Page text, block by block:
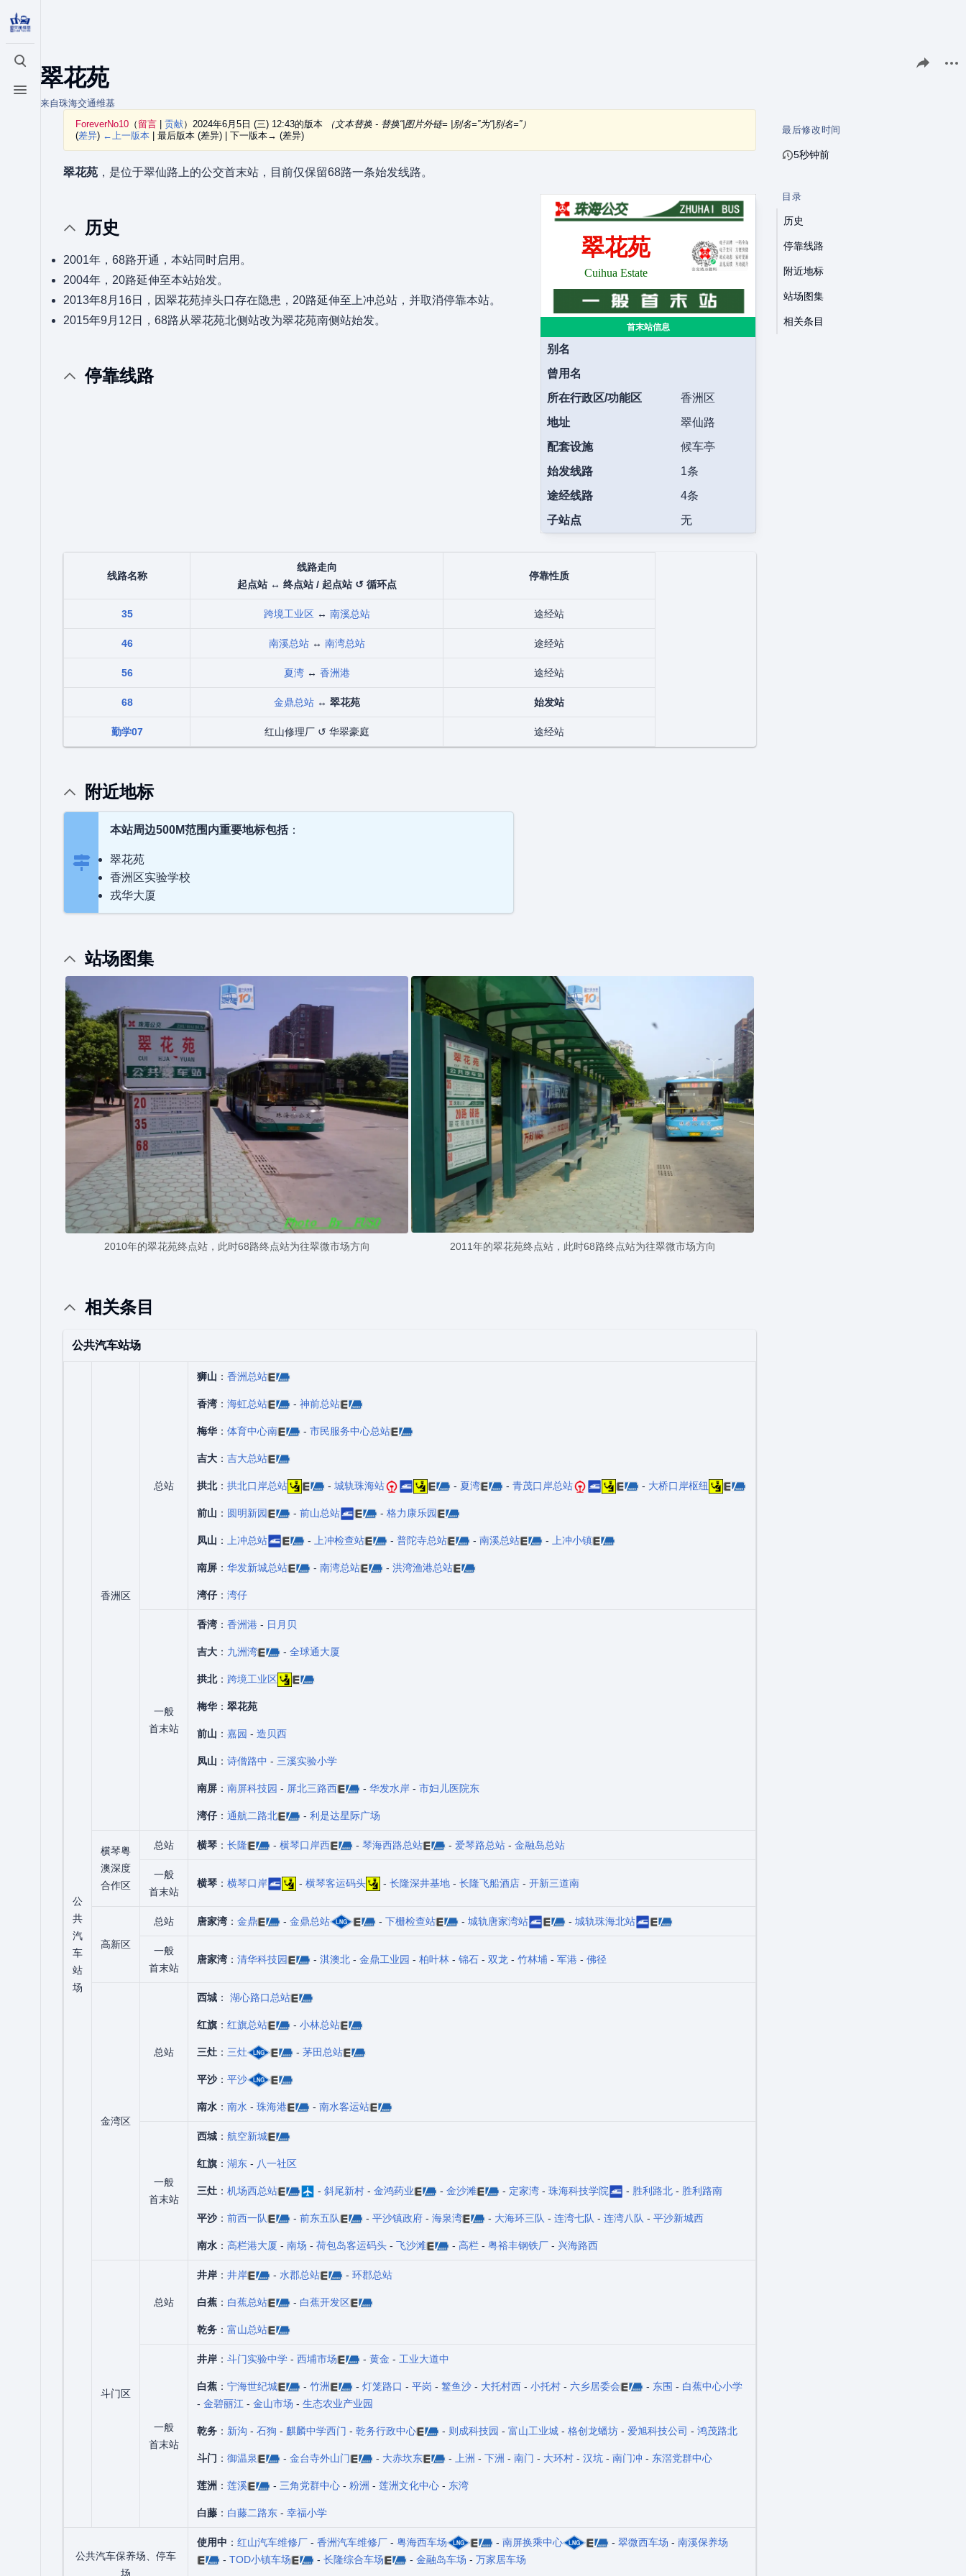
打开/关闭搜索
打开/关闭菜单
翠花苑
来自珠海交通维基
分享此页面
ForeverNo10 （ 留言 贡献） 2024年6月5日 (三) 12:43的版本
（文本替换 - 替换“|图片外链= |别名=”为“|别名=”）
(差异) ←上一版本 | 最后版本 (差异) | 下一版本→ (差异)
翠花苑 ，是位于翠仙路上的公交首末站，目前仅保留68路一条始发线路。
翠花苑
Cuihua Estate
首末站信息
别名
曾用名
所在行政区/功能区
香洲区
地址
翠仙路
配套设施
候车亭
始发线路
1条
途经线路
4条
子站点
无
历史
2001年，68路开通，本站同时启用。
2004年，20路延伸至本站始发。
2013年8月16日，因翠花苑掉头口存在隐患，20路延伸至上冲总站，并取消停靠本站。
2015年9月12日，68路从翠花苑北侧站改为翠花苑南侧站始发。
停靠线路
线路名称
线路走向
起点站 ↔ 终点站 / 起点站 ↺ 循环点
停靠性质
35 跨境工业区↔ 南溪总站 途经站
46 南溪总站↔ 南湾总站 途经站
56 夏湾↔ 香洲港 途经站
68 金鼎总站↔ 翠花苑 始发站
勤学07 红山修理厂 ↺ 华翠豪庭 途经站
附近地标
本站周边500M范围内重要地标包括：
翠花苑
香洲区实验学校
戎华大厦
站场图集
2010年的翠花苑终点站，此时68路终点站为往翠微市场方向 2011年的翠花苑终点站，此时68路终点站为往翠微市场方向
相关条目
公共汽车站场
公
共
汽
车
站
场
香洲区
总站
狮山 ： 香洲总站
香湾 ： 海虹总站 - 神前总站
梅华： 体育中心南 - 市民服务中心总站
吉大 ： 吉大总站
拱北： 拱北口岸总站 - 城轨珠海站 - 夏湾 - 青茂口岸总站 - 大桥口岸枢纽
前山 ： 圆明新园 - 前山总站 - 格力康乐园
凤山 ： 上冲总站 - 上冲检查站 - 普陀寺总站 - 南溪总站 - 上冲小镇
南屏 ： 华发新城总站 - 南湾总站 - 洪湾渔港总站
湾仔 ： 湾仔
一般
首末站
香湾 ： 香洲港 - 日月贝
吉大 ： 九洲湾 - 全球通大厦
拱北： 跨境工业区
梅华： 翠花苑
前山 ： 嘉园 - 造贝西
凤山 ： 诗僧路中 - 三溪实验小学
南屏 ： 南屏科技园 - 屏北三路西 - 华发水岸 - 市妇儿医院东
湾仔 ： 通航二路北 - 利是达星际广场
横琴粤
澳深度
合作区
总站 横琴 ： 长隆 - 横琴口岸西 - 琴海西路总站 - 爱琴路总站 - 金融岛总站
一般
首末站
横琴 ： 横琴口岸 - 横琴客运码头 - 长隆深井基地 - 长隆飞船酒店 - 开新三道南
高新区
总站 唐家湾 ： 金鼎 - 金鼎总站 - 下栅检查站 - 城轨唐家湾站 - 城轨珠海北站
一般
首末站
唐家湾 ： 清华科技园 - 淇澳北 - 金鼎工业园 - 柏叶林 - 锦石 - 双龙 - 竹林埔 - 军港 - 佛径
金湾区
总站
西城 ： 湖心路口总站
红旗 ： 红旗总站 - 小林总站
三灶 ： 三灶 - 茅田总站
平沙： 平沙
南水 ： 南水 - 珠海港 - 南水客运站
一般
首末站
西城 ： 航空新城
红旗 ： 湖东 - 八一社区
三灶 ： 机场西总站 - 斜尾新村 - 金鸿药业 - 金沙滩 - 定家湾 - 珠海科技学院 - 胜利路北 - 胜利路南
平沙： 前西一队 - 前东五队 - 平沙镇政府 - 海泉湾 - 大海环三队 - 连湾七队 - 连湾八队 - 平沙新城西
南水 ： 高栏港大厦 - 南场 - 荷包岛客运码头 - 飞沙滩 - 高栏 - 粤裕丰钢铁厂 - 兴海路西
斗门区
总站
井岸 ： 井岸 - 水郡总站 - 环郡总站
白蕉 ： 白蕉总站 - 白蕉开发区
乾务 ： 富山总站
一般
首末站
井岸 ： 斗门实验中学 - 西埔市场 - 黄金 - 工业大道中
白蕉 ： 宁海世纪城 - 竹洲 - 灯笼路口 - 平岗 - 鳘鱼沙 - 大托村西 - 小托村 - 六乡居委会 - 东围 - 白蕉中心小学
- 金碧丽江 - 金山市场 - 生态农业产业园
乾务 ： 新沟 - 石狗 - 麒麟中学西门 - 乾务行政中心 - 则成科技园 - 富山工业城 - 格创龙蟠坊 - 爱旭科技公司 - 鸿茂路北
斗门 ： 御温泉 - 金台寺外山门 - 大赤坎东 - 上洲 - 下洲 - 南门 - 大环村 - 汉坑 - 南门冲 - 东滘党群中心
莲洲 ： 莲溪 - 三角党群中心 - 粉洲 - 莲洲文化中心 - 东湾
白藤 ： 白藤二路东 - 幸福小学
公共汽车保养场、停车
场
使用中 ： 红山汽车维修厂 - 香洲汽车维修厂 - 粤海西车场 - 南屏换乘中心 - 翠微西车场 - 南溪保养场
- TOD小镇车场 - 长隆综合车场 - 金融岛车场 - 万家居车场
最后修改时间
5秒钟前
目录
历史
停靠线路
附近地标
站场图集
相关条目